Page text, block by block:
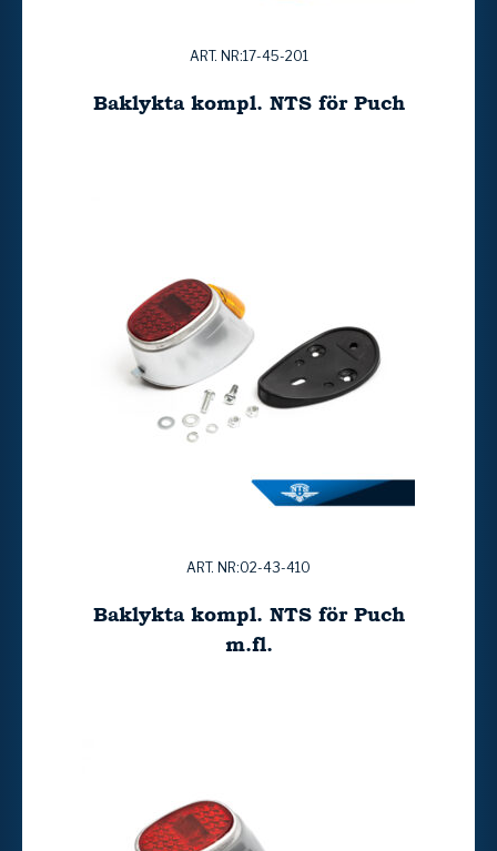
ART. NR:17-45-201
Baklykta kompl. NTS för Puch
ART. NR:02-43-410
Baklykta kompl. NTS för Puch
m.fl.